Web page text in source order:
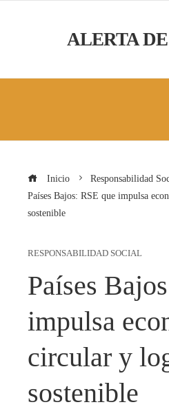
ALERTA
Inicio
Responsabilidad
Países Bajos: RSE que impulsa
sostenible
RESPONSABILIDAD SOCIAL
Países
impulsa
circular y
sostenible